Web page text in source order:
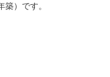
）です。